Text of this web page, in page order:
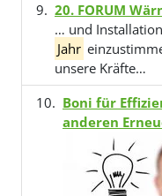
20. FORUM
… und
Jahr
unsere Kräfte…
Boni für
anderen